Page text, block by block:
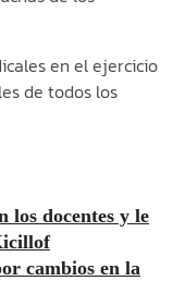
en el ejercicio
de todos los
los docentes y le
cambios en la